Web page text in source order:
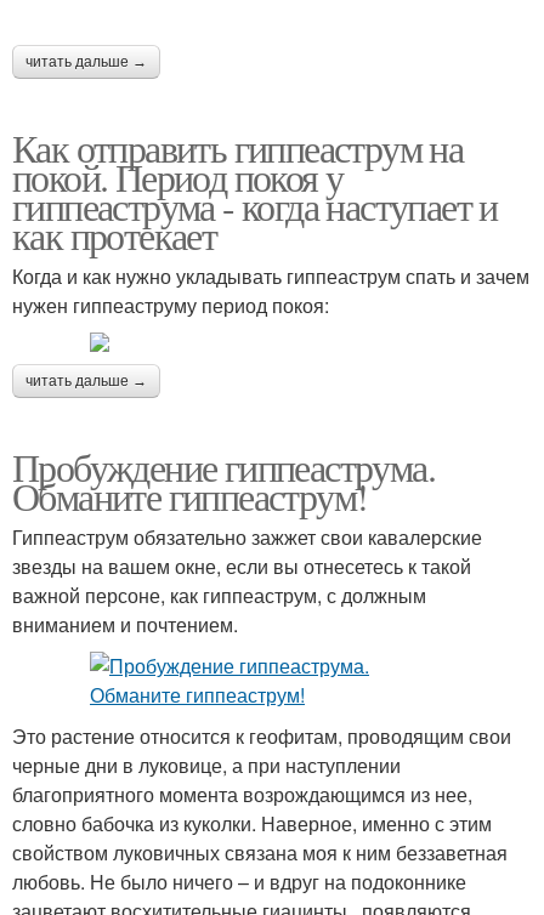
читать дальше →
Как отправить гиппеаструм на
покой. Период покоя у
гиппеаструма - когда наступает и
как протекает
Когда и как нужно укладывать гиппеаструм спать и зачем
нужен гиппеаструму период покоя:
читать дальше →
Пробуждение гиппеаструма.
Обманите гиппеаструм!
Гиппеаструм обязательно зажжет свои кавалерские
звезды на вашем окне, если вы отнесетесь к такой
важной персоне, как гиппеаструм, с должным
вниманием и почтением.
Это растение относится к геофитам, проводящим свои
черные дни в луковице, а при наступлении
благоприятного момента возрождающимся из нее,
словно бабочка из куколки. Наверное, именно с этим
свойством луковичных связана моя к ним беззаветная
любовь. Не было ничего – и вдруг на подоконнике